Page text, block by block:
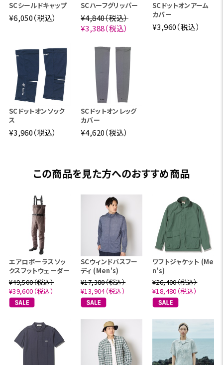
SCシールドキャップ
¥6,050（税込）
SCハーフグリッパー
¥4,840（税込）
¥3,388（税込）
SCドットオンアーム
カバー
¥3,960（税込）
SCドットオンソック
ス
¥3,960（税込）
SCドットオンレッグ
カバー
¥4,620（税込）
この商品を見た方へのおすすめ商品
エアロポーラスソッ
クスフットウェーダー
¥49,500（税込）
¥39,600（税込）
SCウィンドパスフー
ディ (Men's)
¥17,380（税込）
¥13,904（税込）
ワフトジャケット (Me
n's)
¥26,400（税込）
¥18,480（税込）